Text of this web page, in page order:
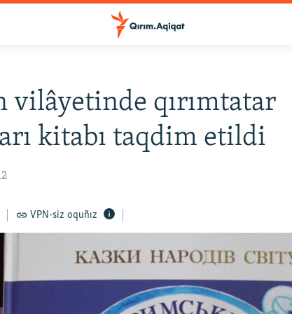
vilâyetinde qırımtatar
kitabı taqdim etildi
VPN-siz oquñız